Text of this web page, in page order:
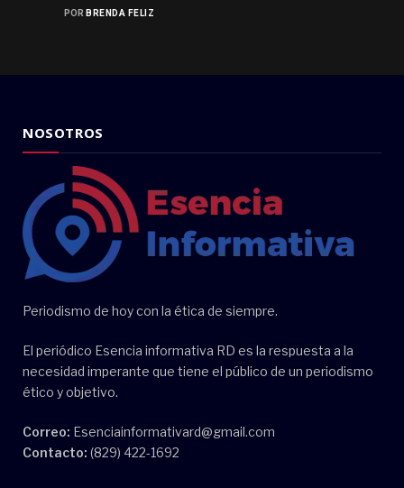
POR BRENDA FELIZ
NOSOTROS
Periodismo de hoy con la ética de siempre.
El periódico Esencia informativa RD es la respuesta a la
necesidad imperante que tiene el público de un periodismo
ético y objetivo.
Correo: Esenciainformativard@gmail.com
Contacto: (829) 422-1692